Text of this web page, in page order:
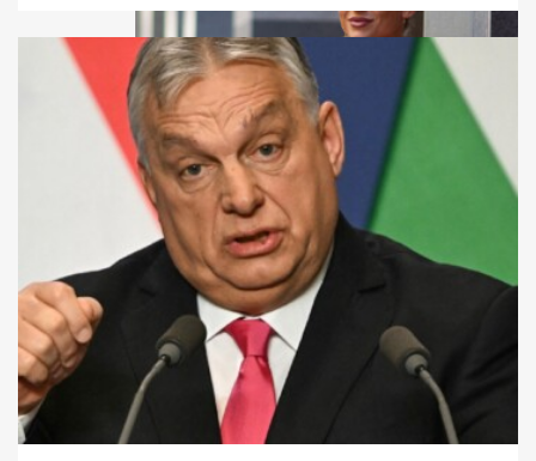
Bernáth Odett elmondta,
miért óvja a párkapcsolatát
a...